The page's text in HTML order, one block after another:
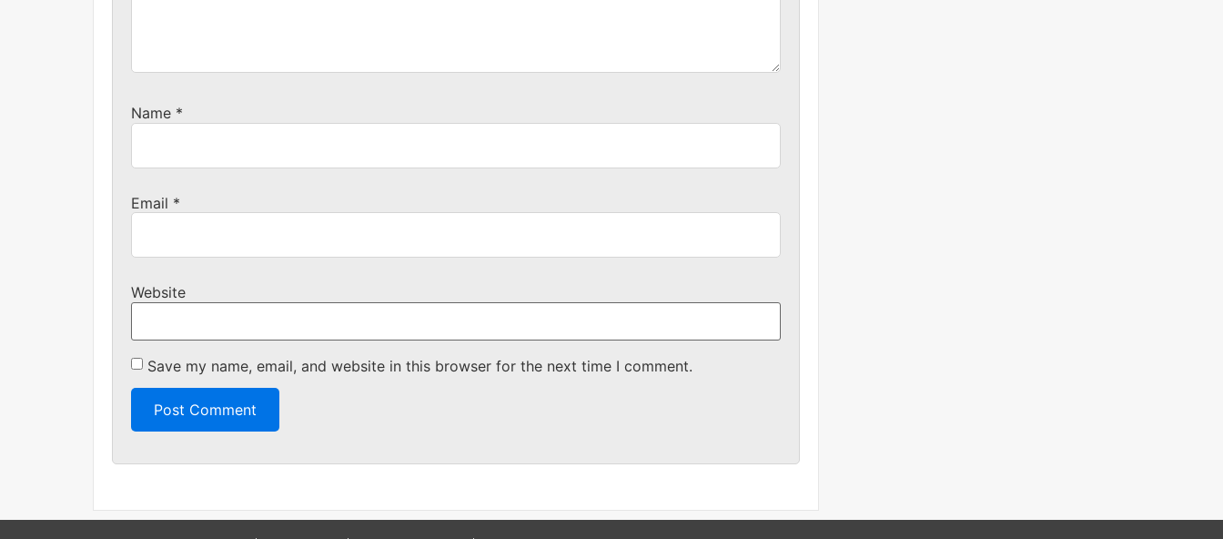
Name *
Email *
Website
Save my name, email, and website in this browser for the next time I comment.